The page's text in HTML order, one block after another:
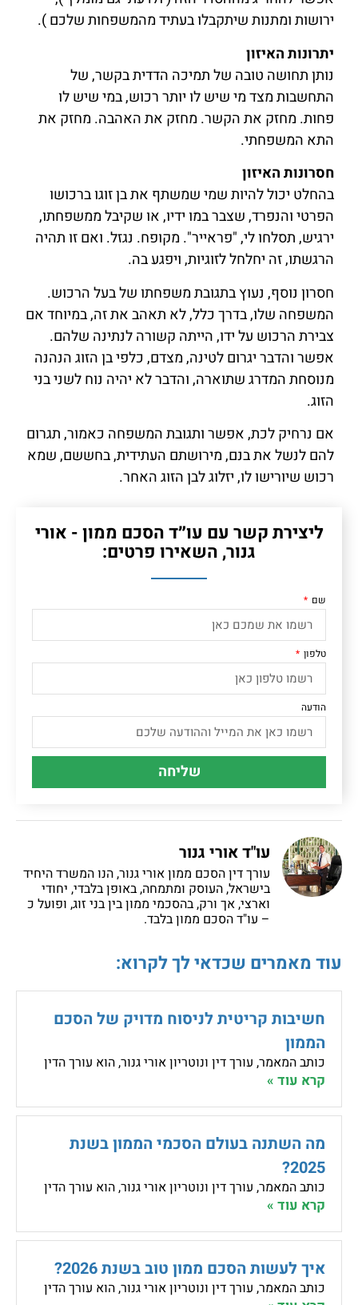
ירושות ומתנות שיתקבלו בעתיד מהמשפחות שלכם ).
יתרונות האיזון
נותן תחושה טובה של תמיכה הדדית בקשר, של
התחשבות מצד מי שיש לו יותר רכוש, במי שיש לו
פחות. מחזק את הקשר. מחזק את האהבה. מחזק את
התא המשפחתי.
חסרונות האיזון
בהחלט יכול להיות שמי שמשתף את בן זוגו ברכושו
הפרטי והנפרד, שצבר במו ידיו, או שקיבל ממשפחתו,
ירגיש, תסלחו לי, "פראייר". מקופח. נגזל. ואם זו תהיה
הרגשתו, זה יחלחל לזוגיות, ויפגע בה.
חסרון נוסף, נעוץ בתגובת משפחתו של בעל הרכוש.
המשפחה שלו, בדרך כלל, לא תאהב את זה, במיוחד אם
צבירת הרכוש על ידו, הייתה קשורה לנתינה שלהם.
אפשר והדבר יגרום לטינה, מצדם, כלפי בן הזוג הנהנה
מנוסחת המדרג שתוארה, והדבר לא יהיה נוח לשני בני
הזוג.
אם נרחיק לכת, אפשר ותגובת המשפחה כאמור, תגרום
להם לנשל את בנם, מירושתם העתידית, בחששם, שמא
רכוש שיורישו לו, יזלוג לבן הזוג האחר.
ליצירת קשר עם עו״ד הסכם ממון - אורי
גנור, השאירו פרטים:
שם
טלפון
הודעה
שליחה
עו"ד אורי גנור
עורך דין הסכם ממון אורי גנור, הנו המשרד היחיד
בישראל, העוסק ומתמחה, באופן בלבדי, יחודי
וארצי, אך ורק, בהסכמי ממון בין בני זוג, ופועל כ
– עו"ד הסכם ממון בלבד.
עוד מאמרים שכדאי לך לקרוא:
חשיבות קריטית לניסוח מדויק של הסכם
הממון
כותב המאמר, עורך דין ונוטריון אורי גנור, הוא עורך הדין
קרא עוד »
מה השתנה בעולם הסכמי הממון בשנת
2025?
כותב המאמר, עורך דין ונוטריון אורי גנור, הוא עורך הדין
קרא עוד »
איך לעשות הסכם ממון טוב בשנת 2026?
כותב המאמר, עורך דין ונוטריון אורי גנור, הוא עורך הדין